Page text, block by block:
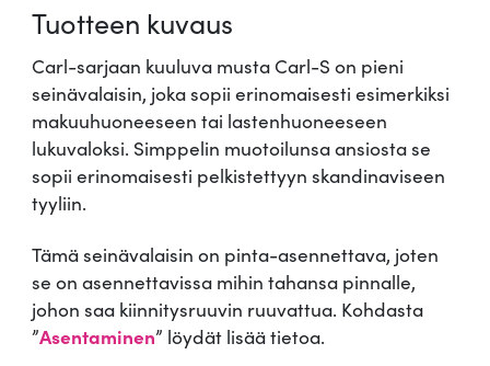
a
l
-
S
m
ä
ä
Tuotteen kuvaus
Carl-sarjaan kuuluva musta Carl-S on pieni
seinävalaisin, joka sopii erinomaisesti esimerkiksi
makuuhuoneeseen tai lastenhuoneeseen
lukuvaloksi. Simppelin muotoilunsa ansiosta se
sopii erinomaisesti pelkistettyyn skandinaviseen
tyyliin.
Tämä seinävalaisin on pinta-asennettava, joten
se on asennettavissa mihin tahansa pinnalle,
johon saa kiinnitysruuvin ruuvattua. Kohdasta
”Asentaminen” löydät lisää tietoa.